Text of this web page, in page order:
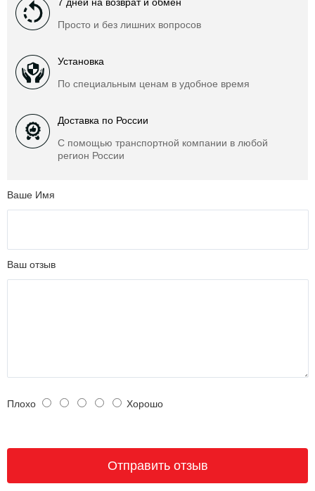
Просто и без лишних вопросов
Установка
По специальным ценам в удобное время
Доставка по России
С помощью транспортной компании в любой
регион России
Ваше Имя
Ваш отзыв
Плохо Хорошо